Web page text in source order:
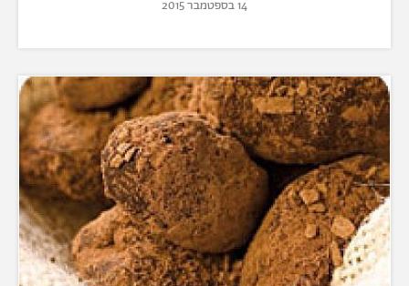
14 בספטמבר 2015